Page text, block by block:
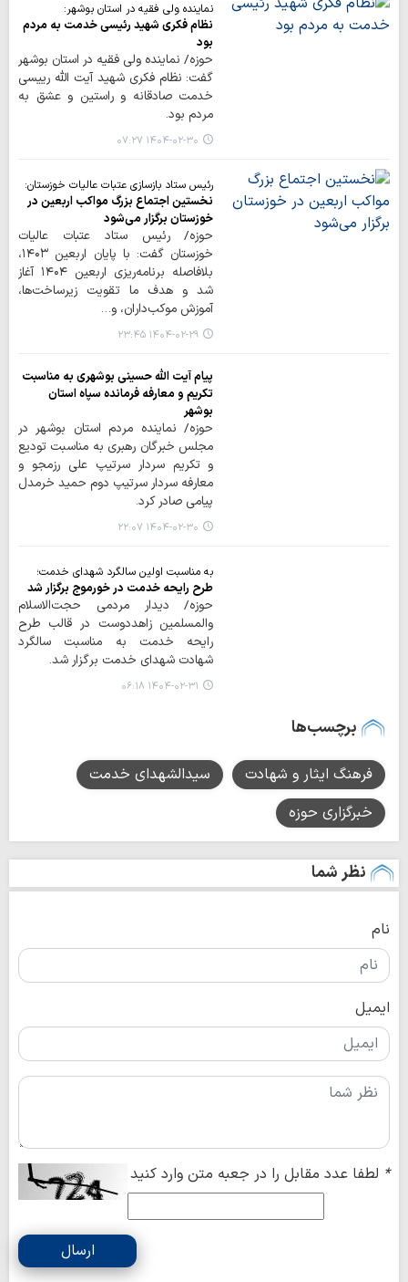
نماینده ولی فقیه در استان بوشهر:
نظام فکری شهید رئیسی خدمت به مردم
بود
حوزه/ نماینده ولی فقیه در استان بوشهر
گفت: نظام فکری شهید آیت الله رییسی
خدمت صادقانه و راستین و عشق به
مردم بود.
۱۴۰۴-۰۲-۳۰ ۰۷:۲۷
رئیس ستاد بازسازی عتبات عالیات خوزستان:
نخستین اجتماع بزرگ مواکب اربعین در
خوزستان برگزار می‌شود
حوزه/ رئیس ستاد عتبات عالیات
خوزستان گفت: با پایان اربعین ۱۴۰۳،
بلافاصله برنامه‌ریزی اربعین ۱۴۰۴ آغاز
شد و هدف ما تقویت زیرساخت‌ها،
آموزش موکب‌داران، و…
۱۴۰۴-۰۲-۲۹ ۲۳:۴۵
پیام آیت الله حسینی بوشهری به مناسبت
تکریم و معارفه فرمانده سپاه استان
بوشهر
حوزه/ نماینده مردم استان بوشهر در
مجلس خبرگان رهبری به مناسبت تودیع
و تکریم سردار سرتیپ علی رزمجو و
معارفه سردار سرتیپ دوم حمید خرمدل
پیامی صادر کرد.
۱۴۰۴-۰۲-۳۰ ۲۲:۰۷
به مناسبت اولین سالگرد شهدای خدمت؛
طرح رایحه خدمت در خورموج برگزار شد
حوزه/ دیدار مردمی حجت‌الاسلام‌
والمسلمین زاهددوست در قالب طرح
رایحه خدمت به مناسبت سالگرد
شهادت شهدای خدمت برگزار شد.
۱۴۰۴-۰۲-۳۱ ۰۶:۱۸
برچسب‌ها
فرهنگ ایثار و شهادت
سیدالشهدای خدمت
خبرگزاری حوزه
نظر شما
نام
ایمیل
* لطفا عدد مقابل را در جعبه متن وارد کنید
ارسال